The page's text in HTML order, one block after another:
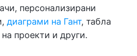
персонализирани
диаграми на Гант, табла
проекти и други.